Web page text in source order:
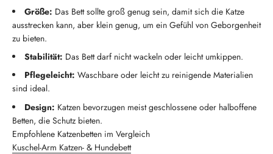
Größe: Das Bett sollte groß genug sein, damit sich die Katze
ausstrecken kann, aber klein genug, um ein Gefühl von Geborgenheit
zu bieten.
Stabilität: Das Bett darf nicht wackeln oder leicht umkippen.
Pflegeleicht: Waschbare oder leicht zu reinigende Materialien
sind ideal.
Design: Katzen bevorzugen meist geschlossene oder halboffene
Betten, die Schutz bieten.
Empfohlene Katzenbetten im Vergleich
Kuschel-Arm Katzen- & Hundebett